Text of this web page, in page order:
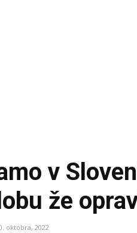
v
že
oktobra, 2022